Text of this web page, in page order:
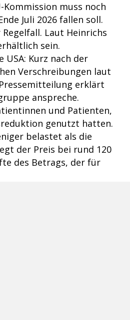
Kommission muss noch
Juli 2026 fallen soll.
Laut Heinrichs
sein.
Kurz nach der
Verschreibungen laut
erklärt
anspreche.
und Patienten,
genutzt hatten.
belastet als die
der Preis bei rund 120
des Betrags, der für